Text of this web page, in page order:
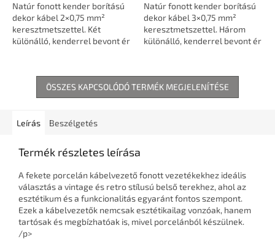
Natúr fonott kender borítású
dekor kábel 2×0,75 mm²
keresztmetszettel. Két
különálló, kenderrel bevont ér
természetes...
Natúr fonott kender borítású
dekor kábel 3×0,75 mm²
keresztmetszettel. Három
különálló, kenderrel bevont ér
természetes...
ÖSSZES KAPCSOLÓDÓ TERMÉK MEGJELENÍTÉSE
Leírás Beszélgetés
Termék részletes leírása
A fekete porcelán kábelvezető fonott vezetékekhez ideális
választás a vintage és retro stílusú belső terekhez, ahol az
esztétikum és a funkcionalitás egyaránt fontos szempont.
Ezek a kábelvezetők nemcsak esztétikailag vonzóak, hanem
tartósak és megbízhatóak is, mivel porcelánból készülnek.
/p>